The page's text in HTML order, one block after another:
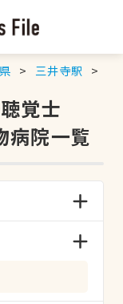
三井寺駅
覚士
病院一覧